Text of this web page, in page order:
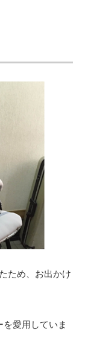
ため、お出かけ
愛用していま